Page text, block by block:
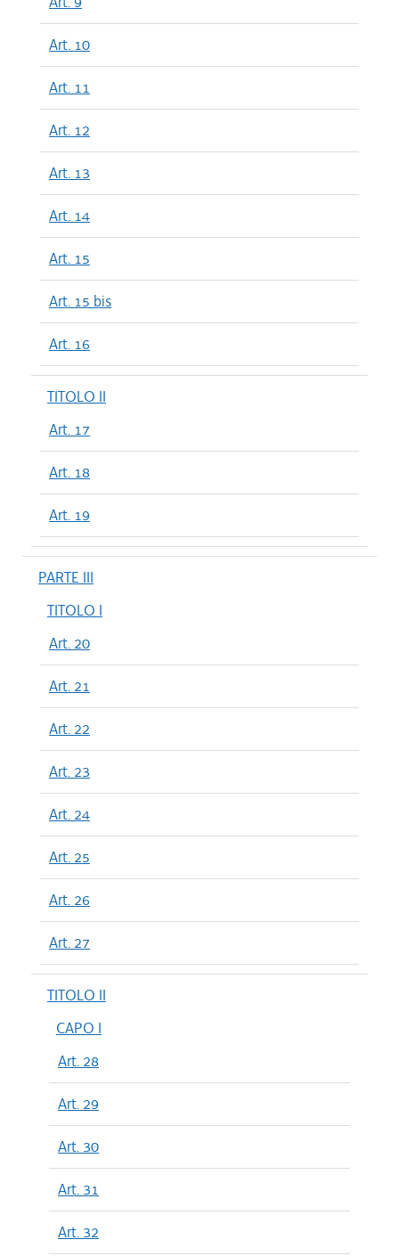
Art. 10
Art. 11
Art. 12
Art. 13
Art. 14
Art. 15
Art. 15 bis
Art. 16
TITOLO II
Art. 17
Art. 18
Art. 19
PARTE III
TITOLO I
Art. 20
Art. 21
Art. 22
Art. 23
Art. 24
Art. 25
Art. 26
Art. 27
TITOLO II
CAPO I
Art. 28
Art. 29
Art. 30
Art. 31
Art. 32